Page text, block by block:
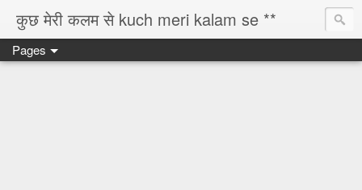
कुछ मेरी कलम से kuch meri kalam se **
Pages